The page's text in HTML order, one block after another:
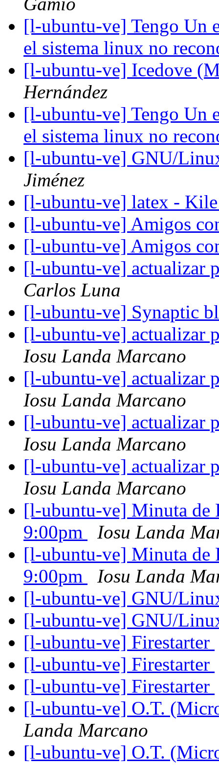
[l-ubuntu-ve] Tengo Un
el sistema linux no
[l-ubuntu-ve] Icedove
Hernández
[l-ubuntu-ve] Tengo Un
el sistema linux no
[l-ubuntu-ve] GNU/
Jiménez
[l-ubuntu-ve] latex -
[l-ubuntu-ve] Amigos
[l-ubuntu-ve] Amigos
[l-ubuntu-ve] actualizar
Carlos Luna
[l-ubuntu-ve] Synaptic
[l-ubuntu-ve] actualizar
Iosu Landa Marcano
[l-ubuntu-ve] actualizar
Iosu Landa Marcano
[l-ubuntu-ve] actualizar
Iosu Landa Marcano
[l-ubuntu-ve] actualizar
Iosu Landa Marcano
[l-ubuntu-ve] Minuta de
9:00pm
Iosu Landa
[l-ubuntu-ve] Minuta de
9:00pm
Iosu Landa
[l-ubuntu-ve] GNU/
[l-ubuntu-ve] GNU/
[l-ubuntu-ve] Firestarter
[l-ubuntu-ve] Firestarter
[l-ubuntu-ve] Firestarter
[l-ubuntu-ve] O.T.
Landa Marcano
[l-ubuntu-ve] O.T.